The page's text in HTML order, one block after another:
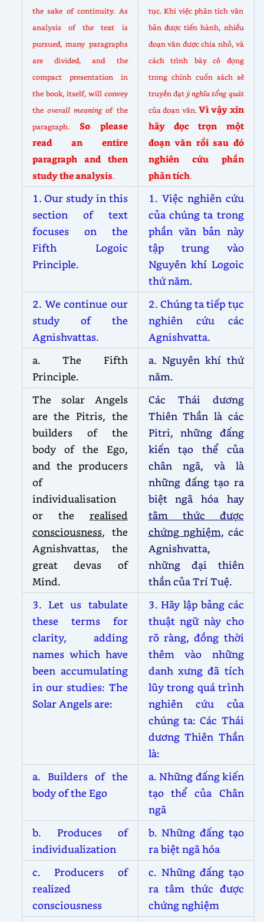
the sake of continuity. As
analysis of the text is
pursued, many paragraphs
are divided, and the
compact presentation in
the book, itself, will convey
the overall meaningof the
paragraph. So please
read an entire
paragraph and then
study the analysis.
tục. Khi việc phân tích văn
bản được tiến hành, nhiều
đoạn văn được chia nhỏ, và
cách trình bày cô đọng
trong chính cuốn sách sẽ
truyền đạtý nghĩa tổng quát
của đoạn văn.Vì vậy xin
hãy đọc trọn một
đoạn văn rồi sau đó
nghiên cứu phần
phân tích.
1. Our study in this
section of text
focuses on the
Fifth Logoic
Principle.
1. Việc nghiên cứu
của chúng ta trong
phần văn bản này
tập trung vào
Nguyên khí Logoic
thứ năm.
2. We continue our
study of the
Agnishvattas.
2. Chúng ta tiếp tục
nghiên cứu các
Agnishvatta.
a. The Fifth
Principle.
a. Nguyên khí thứ
năm.
The solar Angels
are the Pitris, the
builders of the
body of the Ego,
and the producers
of
individualisation
or the realised
consciousness, the
Agnishvattas, the
great devas of
Mind.
Các Thái dương
Thiên Thần là các
Pitri, những đấng
kiến tạo thể của
chân ngã, và là
những đấng tạo ra
biệt ngã hóa hay
tâm thức được
chứng nghiệm, các
Agnishvatta,
những đại thiên
thần của Trí Tuệ.
3. Let us tabulate
these terms for
clarity, adding
names which have
been accumulating
in our studies: The
Solar Angels are:
3. Hãy lập bảng các
thuật ngữ này cho
rõ ràng, đồng thời
thêm vào những
danh xưng đã tích
lũy trong quá trình
nghiên cứu của
chúng ta: Các Thái
dương Thiên Thần
là:
a. Builders of the
body of the Ego
a. Những đấng kiến
tạo thể của Chân
ngã
b. Produces of
individualization
b. Những đấng tạo
ra biệt ngã hóa
c. Producers of
realized
consciousness
c. Những đấng tạo
ra tâm thức được
chứng nghiệm